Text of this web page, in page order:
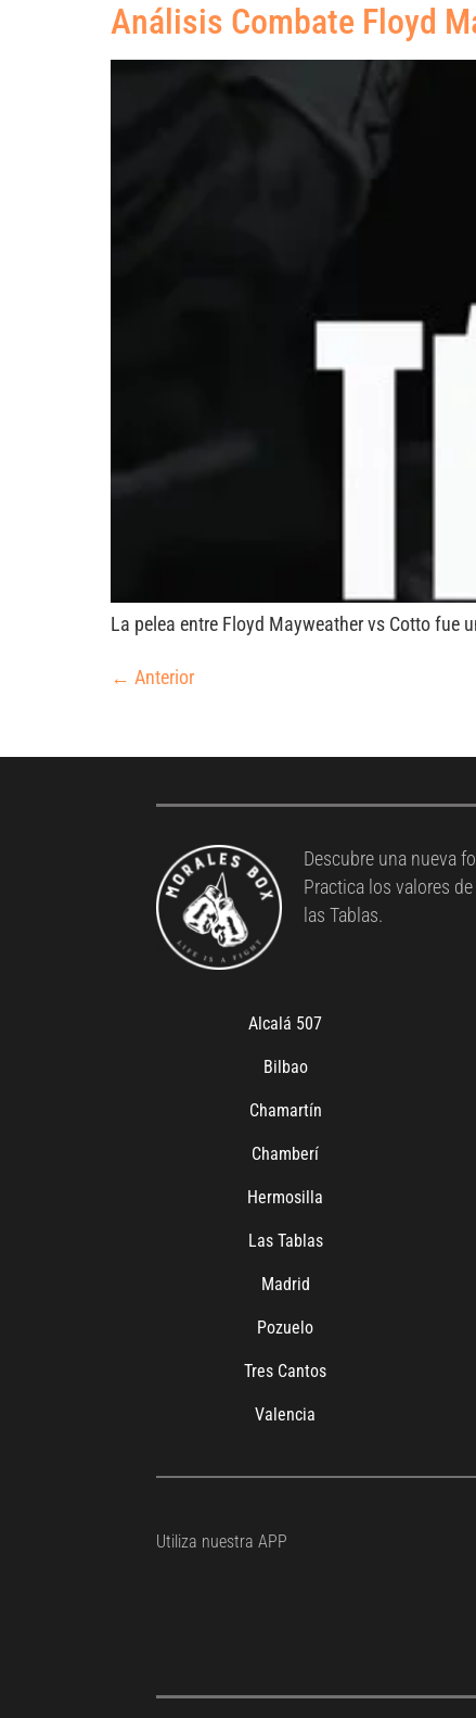
Análisis Combate Floyd
La pelea entre Floyd Mayweather vs Cotto fue
← Anterior
Descubre una nueva
Practica los valores
las Tablas.
Alcalá 507
Bilbao
Chamartín
Chamberí
Hermosilla
Las Tablas
Madrid
Pozuelo
Tres Cantos
Valencia
Utiliza nuestra APP